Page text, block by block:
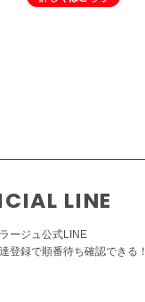
LINE
ージュ公式LINE
登録で順番待ち確認できる！